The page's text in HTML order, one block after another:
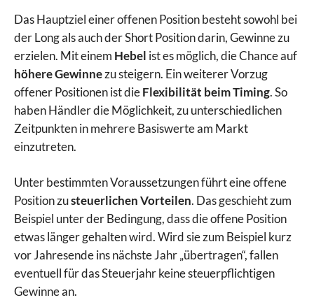
Das Hauptziel einer offenen Position besteht sowohl bei
der Long als auch der Short Position darin, Gewinne zu
erzielen. Mit einem Hebel ist es möglich, die Chance auf
höhere Gewinnezu steigern. Ein weiterer Vorzug
offener Positionen ist dieFlexibilität beim Timing. So
haben Händler die Möglichkeit, zu unterschiedlichen
Zeitpunkten in mehrere Basiswerte am Markt
einzutreten.
Unter bestimmten Voraussetzungen führt eine offene
Position zusteuerlichen Vorteilen. Das geschieht zum
Beispiel unter der Bedingung, dass die offene Position
etwas länger gehalten wird. Wird sie zum Beispiel kurz
vor Jahresende ins nächste Jahr „übertragen“, fallen
eventuell für das Steuerjahr keine steuerpflichtigen
Gewinne an.